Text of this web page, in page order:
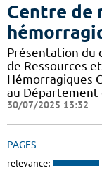
Centre de
Présentation du
de Ressources
Hémorragiques
au Département
30/07/2025 13:32
PAGES
relevance: